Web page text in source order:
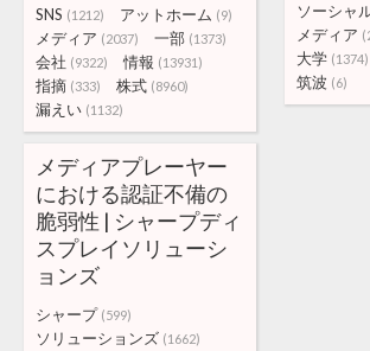
SNS (1212) アットホーム (9)
メディア (2037) 一部 (1373)
会社 (9322) 情報 (13931)
指摘 (333) 株式 (8960)
漏えい (1132)
ソーシャ
メディア
大学 (1374)
筑波 (6)
メディアプレーヤー
における認証不備の
脆弱性 | シャープディ
スプレイソリューシ
ョンズ
シャープ (599)
ソリューションズ (1662)